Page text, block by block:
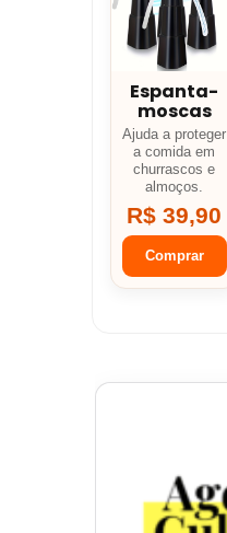
Espanta-
moscas
Ajuda a proteger
a comida em
churrascos e
almoços.
R$ 39,90
Comprar